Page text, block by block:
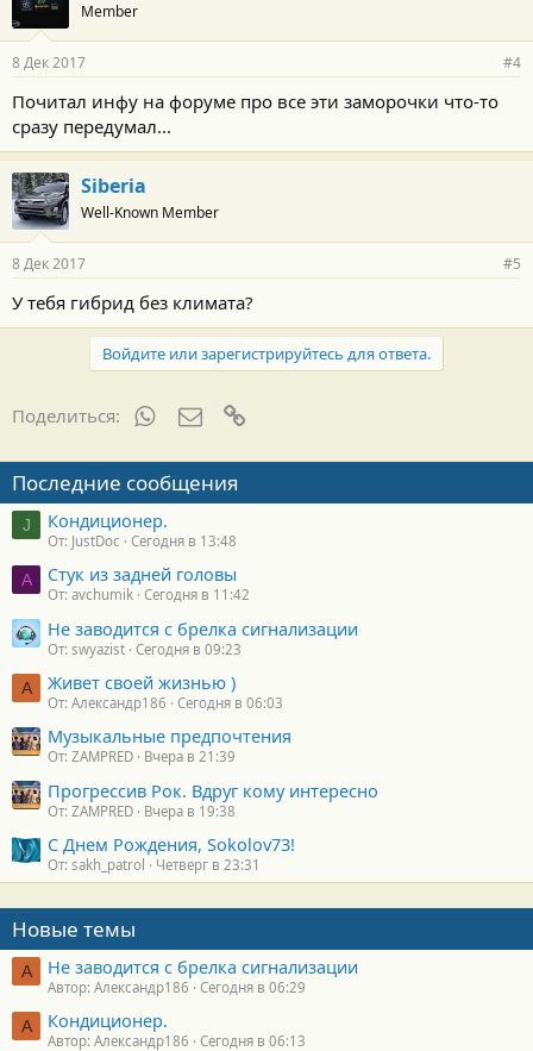
Member
8 Дек 2017 #4
Почитал инфу на форуме про все эти заморочки что-то
сразу передумал...
Siberia
Well-Known Member
8 Дек 2017 #5
У тебя гибрид без климата?
Войдите или зарегистрируйтесь для ответа.
Поделиться: WhatsAppЭлектронная почта
Последние сообщения
J Кондиционер.
От: JustDoc Сегодня в 13:48
A Стук из задней головы
От: avchumik Сегодня в 11:42
Не заводится с брелка сигнализации
От: swyazist Сегодня в 09:23
А Живет своей жизнью )
От: Александр186 Сегодня в 06:03
Музыкальные предпочтения
От: ZAMPRED Вчера в 21:39
Прогрессив Рок. Вдруг кому интересно
От: ZAMPRED Вчера в 19:38
С Днем Рождения, Sokolov73!
От: sakh_patrol Четверг в 23:31
Новые темы
А Не заводится с брелка сигнализации
Автор: Александр186 Сегодня в 06:29
А Кондиционер.
Автор: Александр186 Сегодня в 06:13